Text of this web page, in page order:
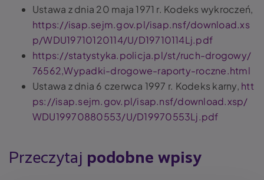
Ustawa z dnia 20 maja 1971 r. Kodeks wykroczeń,
https://isap.sejm.gov.pl/isap.nsf/download.xs
p/WDU19710120114/U/D19710114Lj.pdf
https://statystyka.policja.pl/st/ruch-drogowy/
76562,Wypadki-drogowe-raporty-roczne.html
Ustawa z dnia 6 czerwca 1997 r. Kodeks karny, htt
ps://isap.sejm.gov.pl/isap.nsf/download.xsp/
WDU19970880553/U/D19970553Lj.pdf
Przeczytaj podobne wpisy